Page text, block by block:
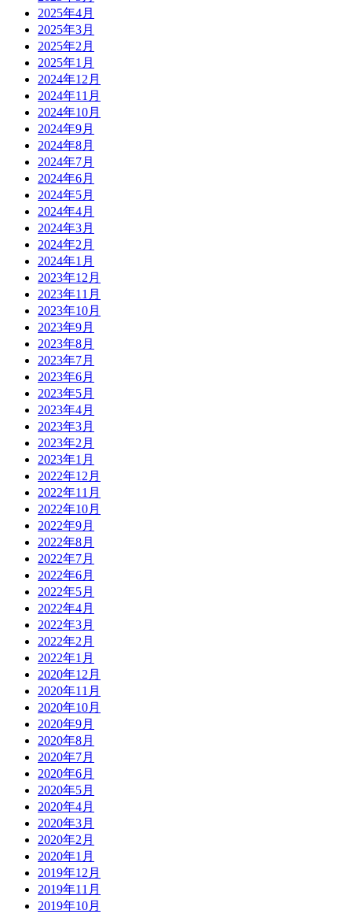
2025年4月
2025年3月
2025年2月
2025年1月
2024年12月
2024年11月
2024年10月
2024年9月
2024年8月
2024年7月
2024年6月
2024年5月
2024年4月
2024年3月
2024年2月
2024年1月
2023年12月
2023年11月
2023年10月
2023年9月
2023年8月
2023年7月
2023年6月
2023年5月
2023年4月
2023年3月
2023年2月
2023年1月
2022年12月
2022年11月
2022年10月
2022年9月
2022年8月
2022年7月
2022年6月
2022年5月
2022年4月
2022年3月
2022年2月
2022年1月
2020年12月
2020年11月
2020年10月
2020年9月
2020年8月
2020年7月
2020年6月
2020年5月
2020年4月
2020年3月
2020年2月
2020年1月
2019年12月
2019年11月
2019年10月